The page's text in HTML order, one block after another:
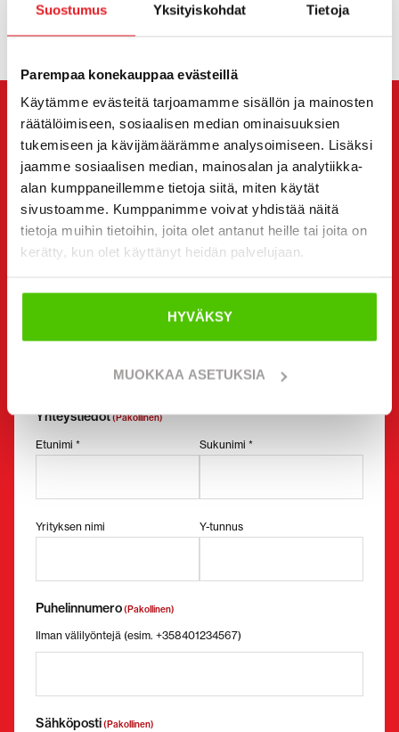
Suostumus Yksityiskohdat Tietoja
Parempaa konekauppaa evästeillä
Käytämme evästeitä tarjoamamme sisällön ja mainosten
räätälöimiseen, sosiaalisen median ominaisuuksien
tukemiseen ja kävijämäärämme analysoimiseen. Lisäksi
jaamme sosiaalisen median, mainosalan ja analytiikka-
alan kumppaneillemme tietoja siitä, miten käytät
sivustoamme. Kumppanimme voivat yhdistää näitä
tietoja muihin tietoihin, joita olet antanut heille tai joita on
kerätty, kun olet käyttänyt heidän palvelujaan.
HYVÄKSY
MUOKKAA ASETUKSIA
OTA YHTEYTTÄ MYYJÄÄN
ViestiVolvo L 50 Hmyyjälle. Hän on sinuun yhteydessä
sinulle haluamallasi tavalla.
Voit halutessasi olla suoraan yhteydessä myös
yksittäiseen myyjään. Myyjän yhteystiedot löydät sivun
Ostaa
Yhteystiedot(Pakollinen)
Etunimi * Sukunimi *
Yrityksen nimi Y-tunnus
Puhelinnumero(Pakollinen)
Ilman välilyöntejä (esim. +358401234567)
Sähköposti(Pakollinen)